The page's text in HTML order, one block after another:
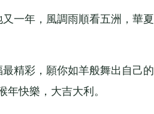
一年，風調雨順看五洲，華夏
精彩，願你如羊般舞出自己的
快樂，大吉大利。